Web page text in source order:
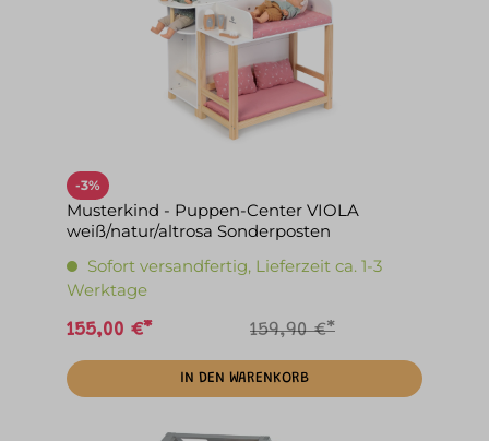
-3%
Musterkind - Puppen-Center VIOLA
weiß/natur/altrosa Sonderposten
Sofort versandfertig, Lieferzeit ca. 1-3
Werktage
155,00 €* 159,90 €*
IN DEN WARENKORB